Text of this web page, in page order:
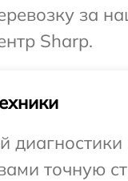
за
Sharp.
точную